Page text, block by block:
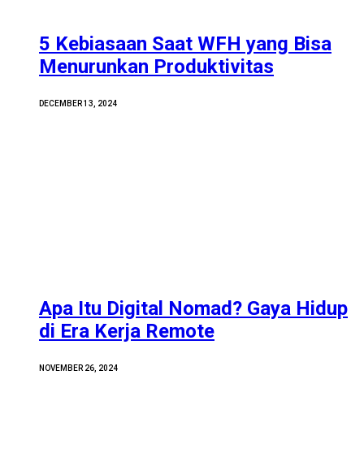
5 Kebiasaan Saat WFH yang Bisa
Menurunkan Produktivitas
DECEMBER 13, 2024
Apa Itu Digital Nomad? Gaya Hidup
di Era Kerja Remote
NOVEMBER 26, 2024